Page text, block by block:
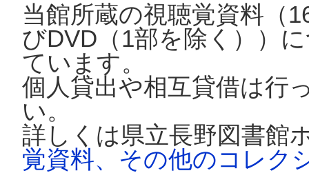
当館所蔵の視聴覚資料（
びDVD（1部を除く））
ています。
個人貸出や相互貸借は行
い。
詳しくは県立長野図書館
覚資料、その他のコレク